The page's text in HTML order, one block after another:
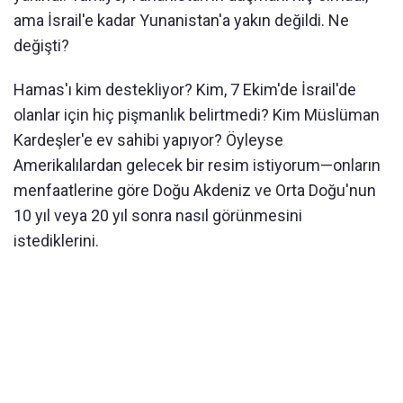
ama İsrail'e kadar Yunanistan'a yakın değildi. Ne
değişti?
Hamas'ı kim destekliyor? Kim, 7 Ekim'de İsrail'de
olanlar için hiç pişmanlık belirtmedi? Kim Müslüman
Kardeşler'e ev sahibi yapıyor? Öyleyse
Amerikalılardan gelecek bir resim istiyorum—onların
menfaatlerine göre Doğu Akdeniz ve Orta Doğu'nun
10 yıl veya 20 yıl sonra nasıl görünmesini
istediklerini.